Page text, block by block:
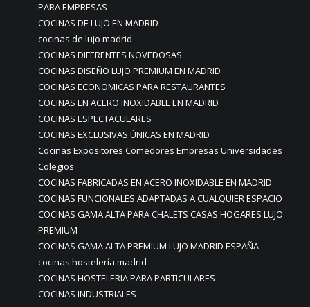
PARA EMPRESAS
COCINAS DE LUJO EN MADRID
cocinas de lujo madrid
COCINAS DIFERENTES NOVEDOSAS
COCINAS DISEÑO LUJO PREMIUM EN MADRID
COCINAS ECONOMICAS PARA RESTAURANTES
COCINAS EN ACERO INOXIDABLE EN MADRID
COCINAS ESPECTACULARES
COCINAS EXCLUSIVAS ÚNICAS EN MADRID
Cocinas Expositores Comedores Empresas Universidades
Colegios
COCINAS FABRICADAS EN ACERO INOXIDABLE EN MADRID
COCINAS FUNCIONALES ADAPTADAS A CUALQUIER ESPACIO
COCINAS GAMA ALTA PARA CHALETS CASAS HOGARES LUJO
PREMIUM
COCINAS GAMA ALTA PREMIUM LUJO MADRID ESPAÑA
cocinas hostelería madrid
COCINAS HOSTELERIA PARA PARTICULARES
COCINAS INDUSTRIALES